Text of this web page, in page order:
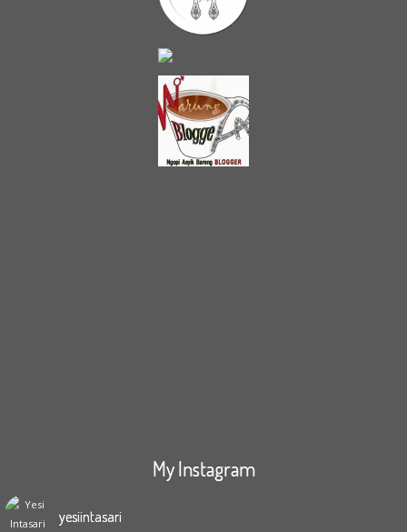
My Instagram
yesiintasari